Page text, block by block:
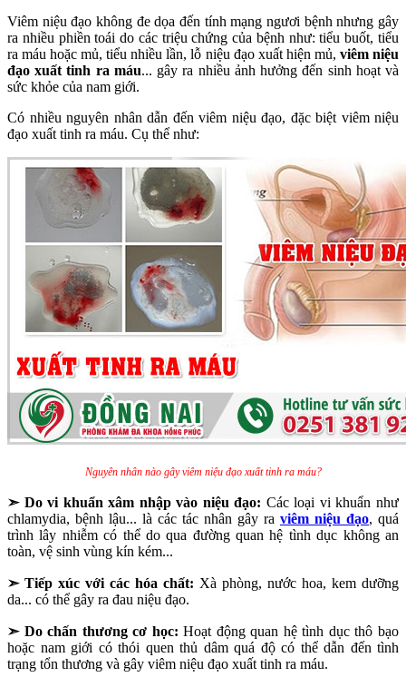
Viêm niệu đạo không đe dọa đến tính mạng ngươi bệnh nhưng gây
ra nhiều phiền toái do các triệu chứng của bệnh như: tiểu buốt, tiểu
ra máu hoặc mủ, tiểu nhiều lần, lỗ niệu đạo xuất hiện mủ, viêm niệu
đạo xuất tinh ra máu... gây ra nhiều ảnh hưởng đến sinh hoạt và
sức khỏe của nam giới.
Có nhiều nguyên nhân dẫn đến viêm niệu đạo, đặc biệt viêm niệu
đạo xuất tinh ra máu. Cụ thể như:
Nguyên nhân nào gây viêm niệu đạo xuất tinh ra máu?
➣ Do vi khuẩn xâm nhập vào niệu đạo: Các loại vi khuẩn như
chlamydia, bệnh lậu... là các tác nhân gây ra viêm niệu đạo, quá
trình lây nhiễm có thể do qua đường quan hệ tình dục không an
toàn, vệ sinh vùng kín kém...
➣ Tiếp xúc với các hóa chất: Xà phòng, nước hoa, kem dưỡng
da... có thể gây ra đau niệu đạo.
➣ Do chấn thương cơ học:Hoạt động quan hệ tình dục thô bạo
hoặc nam giới có thói quen thủ dâm quá độ có thể dẫn đến tình
trạng tổn thương và gây viêm niệu đạo xuất tinh ra máu.